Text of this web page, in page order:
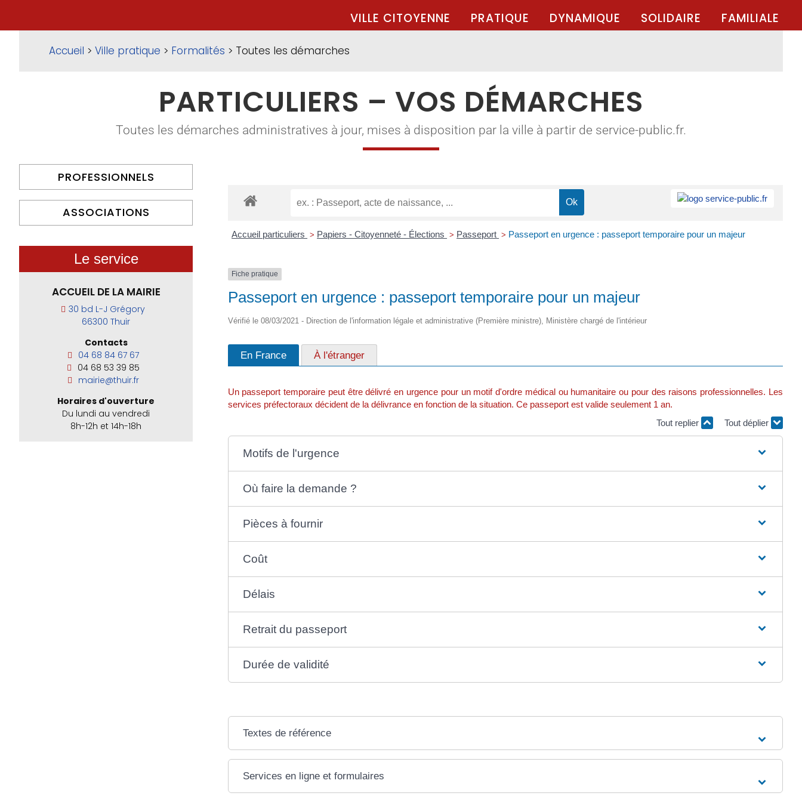
VILLE CITOYENNE PRATIQUE DYNAMIQUE SOLIDAIRE FAMILIALE
Accueil > Ville pratique > Formalités > Toutes les démarches
PARTICULIERS – VOS DÉMARCHES
Toutes les démarches administratives à jour, mises à disposition par la ville à partir de service-public.fr.
PROFESSIONNELS
ASSOCIATIONS
Le service
ACCUEIL DE LA MAIRIE
30 bd L-J Grégory
66300 Thuir
Contacts
04 68 84 67 67
04 68 53 39 85
mairie@thuir.fr
Horaires d'ouverture
Du lundi au vendredi
8h-12h et 14h-18h
Accueil particuliers > Papiers - Citoyenneté - Élections > Passeport > Passeport en urgence : passeport temporaire pour un majeur
Fiche pratique
Passeport en urgence : passeport temporaire pour un majeur
Vérifié le 08/03/2021 - Direction de l'information légale et administrative (Première ministre), Ministère chargé de l'intérieur
En France À l'étranger
Un passeport temporaire peut être délivré en urgence pour un motif d'ordre médical ou humanitaire ou pour des raisons professionnelles. Les
services préfectoraux décident de la délivrance en fonction de la situation. Ce passeport est valide seulement 1 an.
Tout replier
Tout déplier
Motifs de l'urgence
Où faire la demande ?
Pièces à fournir
Coût
Délais
Retrait du passeport
Durée de validité
Textes de référence
Services en ligne et formulaires